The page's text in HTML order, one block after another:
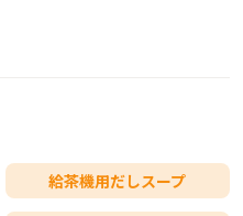
給茶機用だしスープ